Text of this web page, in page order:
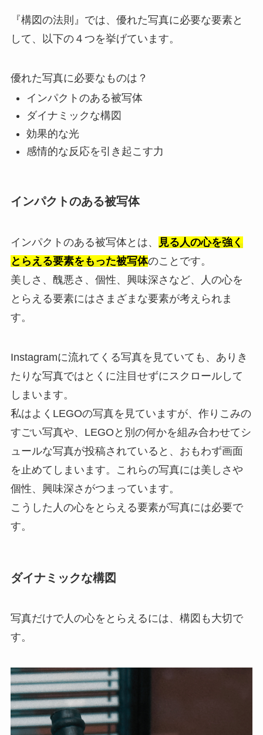
『構図の法則』では、優れた写真に必要な要素と
して、以下の４つを挙げています。
優れた写真に必要なものは？
インパクトのある被写体
ダイナミックな構図
効果的な光
感情的な反応を引き起こす力
インパクトのある被写体
インパクトのある被写体とは、
見る人の心を強く
とらえる要素をもった被写体のことです。
美しさ、醜悪さ、個性、興味深さなど、人の心を
とらえる要素にはさまざまな要素が考えられま
す。
Instagramに流れてくる写真を見ていても、ありき
たりな写真ではとくに注目せずにスクロールして
しまいます。
私はよくLEGOの写真を見ていますが、作りこみの
すごい写真や、LEGOと別の何かを組み合わせてシ
ュールな写真が投稿されていると、おもわず画面
を止めてしまいます。これらの写真には美しさや
個性、興味深さがつまっています。
こうした人の心をとらえる要素が写真には必要で
す。
ダイナミックな構図
写真だけで人の心をとらえるには、構図も大切で
す。